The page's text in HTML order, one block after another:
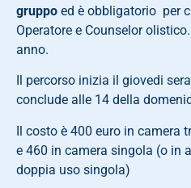
gruppo ed è obbligatorio per
Operatore e Counselor
anno.
Il percorso inizia il giovedi
conclude alle 14 della
Il costo è 400 euro in camera
e 460 in camera singola (o in
doppia uso singola)